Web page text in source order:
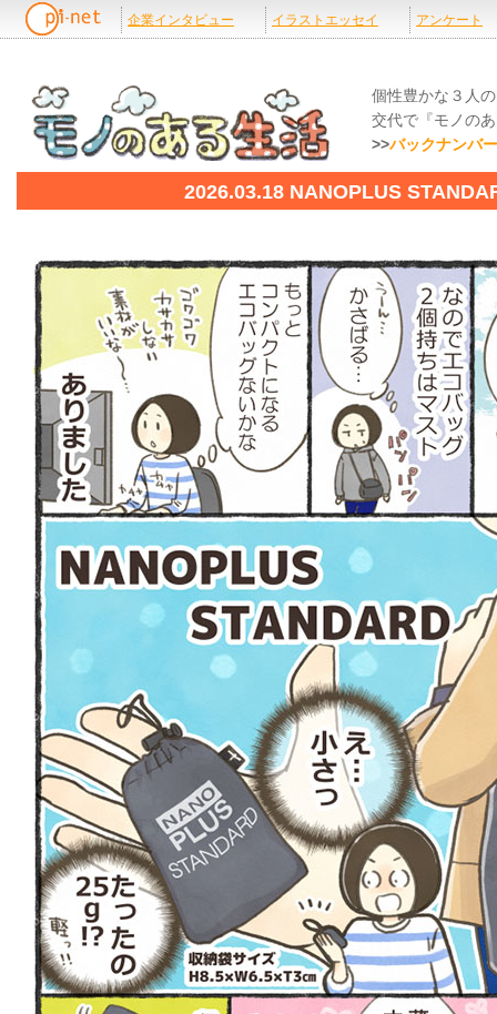
個性豊かな３人
交代で『モノの
>>バックナンバ
2026.03.18 NANOPLUS